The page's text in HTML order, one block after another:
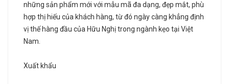
những sản phẩm mới với mẫu mã đa dạng, đẹp mắt, phù
hợp thị hiếu của khách hàng, từ đó ngày càng khẳng định
vị thế hàng đầu của Hữu Nghị trong ngành kẹo tại Việt
Nam.
Xuất khẩu